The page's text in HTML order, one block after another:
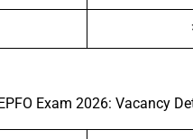
Exam 2026: Vacancy